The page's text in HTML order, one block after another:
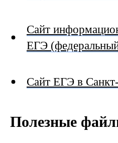
Сайт
ЕГЭ
Сайт ЕГЭ в
Полезные